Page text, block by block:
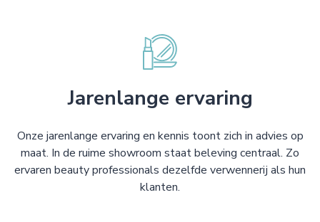
Jarenlange ervaring
Onze jarenlange ervaring en kennis toont zich in advies op
maat. In de ruime showroom staat beleving centraal. Zo
ervaren beauty professionals dezelfde verwennerij als hun
klanten.